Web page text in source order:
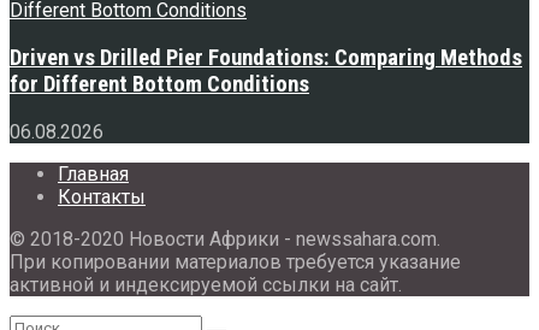
Driven vs Drilled Pier Foundations: Comparing Methods
for Different Bottom Conditions
06.08.2026
Главная
Контакты
© 2018-2020 Новости Африки - newssahara.com.
При копировании материалов требуется указание
активной и индексируемой ссылки на сайт.